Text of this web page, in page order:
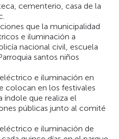
cementerio, casa de la
que la municipalidad
e iluminación a
nacional civil, escuela
santos niños
e iluminación en
colocan en los festivales
índole que realiza el
públicas junto al comité
e iluminación de